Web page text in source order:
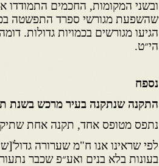
ובשני המקומות, החכמים התמודדו
שהשפעת מגורשי ספרד התפשטה
הגיעו מגורשים בכמויות גדולות.
הי״ט.
נספח
התקנה שנתקנה בעיר מרכש בשנת תנ״ט (1699),להיתר לשאת
נתפס מטופס אחד, תקנה אחת
לפי שראינו אנו ח"מ שערורה
בעונות בלא בנים ואע״פ שכבר